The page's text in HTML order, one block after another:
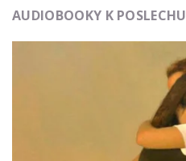
AUDIOBOOKY K POSLECHU